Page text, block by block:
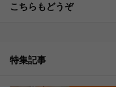
こちらもどうぞ
特集記事